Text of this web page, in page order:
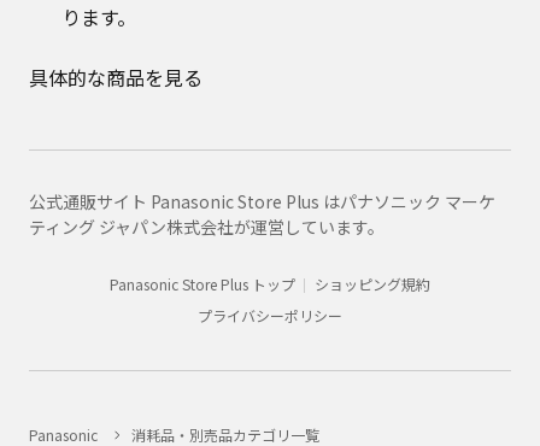
ります。
具体的な商品を見る
公式通販サイト Panasonic Store Plus はパナソニック マーケ
ティング ジャパン株式会社が運営しています。
Panasonic Store Plus トップ
ショッピング規約
プライバシーポリシー
Panasonic
消耗品・別売品カテゴリ一覧